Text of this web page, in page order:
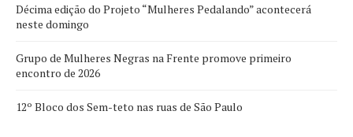
Décima edição do Projeto “Mulheres Pedalando” acontecerá
neste domingo
Grupo de Mulheres Negras na Frente promove primeiro
encontro de 2026
12º Bloco dos Sem-teto nas ruas de São Paulo